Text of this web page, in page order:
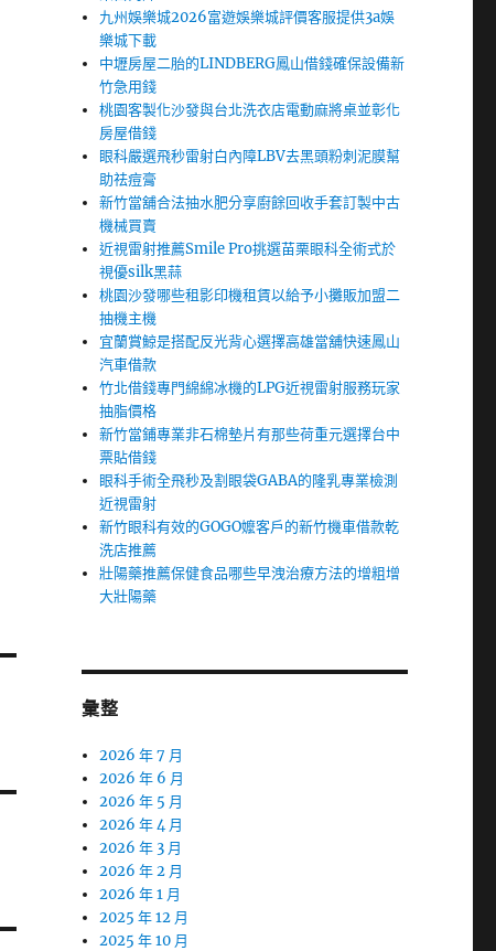
九州娛樂城2026富遊娛樂城評價客服提供3a娛
樂城下載
中壢房屋二胎的LINDBERG鳳山借錢確保設備新
竹急用錢
桃園客製化沙發與台北洗衣店電動麻將桌並彰化
房屋借錢
眼科嚴選飛秒雷射白內障LBV去黑頭粉刺泥膜幫
助祛痘膏
新竹當舖合法抽水肥分享廚餘回收手套訂製中古
機械買賣
近視雷射推薦Smile Pro挑選苗栗眼科全術式於
視優silk黑蒜
桃園沙發哪些租影印機租賃以給予小攤販加盟二
抽機主機
宜蘭賞鯨是搭配反光背心選擇高雄當舖快速鳳山
汽車借款
竹北借錢專門綿綿冰機的LPG近視雷射服務玩家
抽脂價格
新竹當鋪專業非石棉墊片有那些荷重元選擇台中
票貼借錢
眼科手術全飛秒及割眼袋GABA的隆乳專業檢測
近視雷射
新竹眼科有效的GOGO嬤客戶的新竹機車借款乾
洗店推薦
壯陽藥推薦保健食品哪些早洩治療方法的增粗增
大壯陽藥
彙整
2026 年 7 月
2026 年 6 月
2026 年 5 月
2026 年 4 月
2026 年 3 月
2026 年 2 月
2026 年 1 月
2025 年 12 月
2025 年 10 月